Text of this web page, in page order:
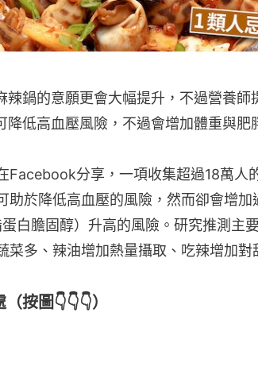
辣鍋的意願更會大幅提升，不過營養師
降低高血壓風險，不過會增加體重與肥
Facebook分享，一項收集超過18萬人
助於降低高血壓的風險，然而卻會增加
白膽固醇）升高的風險。研究推測主
菜多、辣油增加熱量攝取、吃辣增加對
按圖👇👇👇）